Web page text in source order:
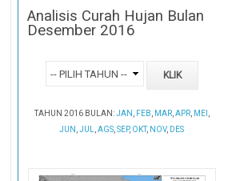
Analisis Curah Hujan Bulan
Desember 2016
TAHUN 2016 BULAN:JAN FEB MAR, APR, MEI
JUN ,JUL ,AGS ,SEP, OKT, NOV, DES